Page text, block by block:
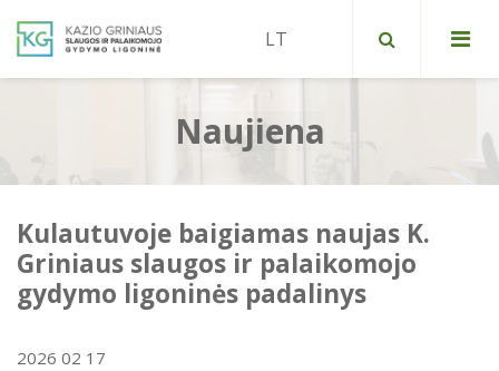
Vičiūnų skyrius
Panemunės skyrius
Mokamos paslaugos
Informacija apie visas įstaigas, teikiančias
medicininės reabilitacijos paslaugas
Pacientų registracija
Įstaigos kontaktai
Naujiena
Kulautuvoje baigiamas naujas K.
Griniaus slaugos ir palaikomojo
gydymo ligoninės padalinys
2026 02 17